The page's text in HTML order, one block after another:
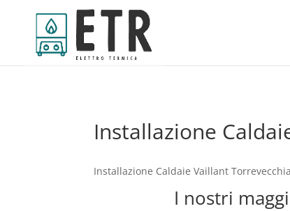
Installazione
Installazione Caldaie Vaillant
I nostri